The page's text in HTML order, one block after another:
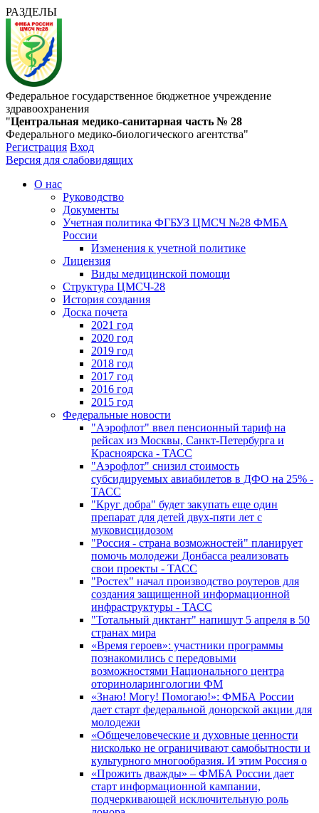
РАЗДЕЛЫ
Федеральное государственное бюджетное учреждение
здравоохранения
"Центральная медико-санитарная часть № 28
Федерального медико-биологического агентства"
Регистрация Вход
Версия для слабовидящих
О нас
Руководство
Документы
Учетная политика ФГБУЗ ЦМСЧ №28 ФМБА
России
Изменения к учетной политике
Лицензия
Виды медицинской помощи
Структура ЦМСЧ-28
История создания
Доска почета
2021 год
2020 год
2019 год
2018 год
2017 год
2016 год
2015 год
Федеральные новости
"Аэрофлот" ввел пенсионный тариф на
рейсах из Москвы, Санкт-Петербурга и
Красноярска - ТАСС
"Аэрофлот" снизил стоимость
субсидируемых авиабилетов в ДФО на 25% -
ТАСС
"Круг добра" будет закупать еще один
препарат для детей двух-пяти лет с
муковисцидозом
"Россия - страна возможностей" планирует
помочь молодежи Донбасса реализовать
свои проекты - ТАСС
"Ростех" начал производство роутеров для
создания защищенной информационной
инфраструктуры - ТАСС
"Тотальный диктант" напишут 5 апреля в 50
странах мира
«Время героев»: участники программы
познакомились с передовыми
возможностями Национального центра
оториноларингологии ФМ
«Знаю! Могу! Помогаю!»: ФМБА России
дает старт федеральной донорской акции для
молодежи
«Общечеловеческие и духовные ценности
нисколько не ограничивают самобытности и
культурного многообразия. И этим Россия о
«Прожить дважды» – ФМБА России дает
старт информационной кампании,
подчеркивающей исключительную роль